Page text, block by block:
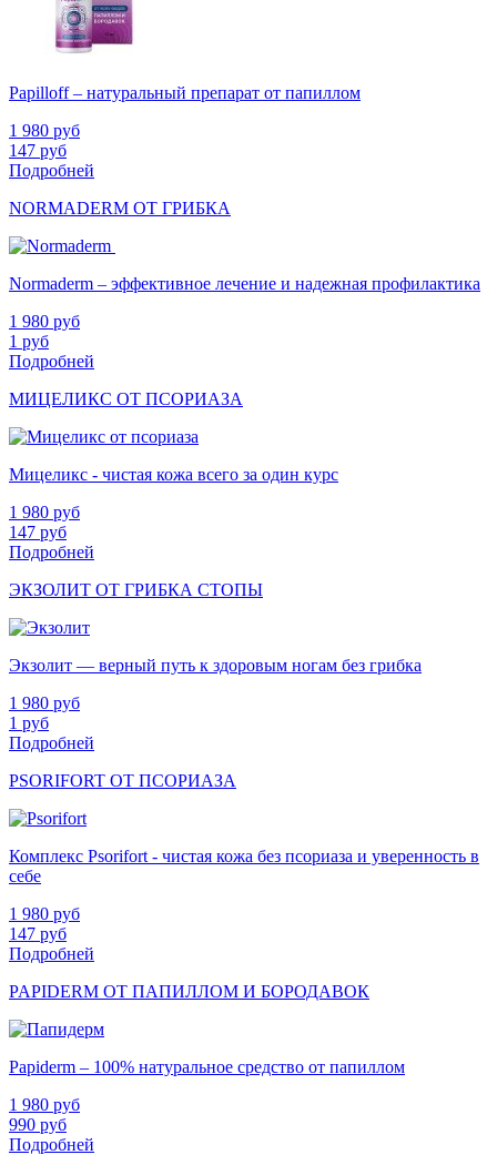
Papilloff – натуральный препарат от папиллом
1 980 руб
147 руб
Подробней
NORMADERM ОТ ГРИБКА
Normaderm – эффективное лечение и надежная профилактика
1 980 руб
1 руб
Подробней
МИЦЕЛИКС ОТ ПСОРИАЗА
Мицеликс - чистая кожа всего за один курс
1 980 руб
147 руб
Подробней
ЭКЗОЛИТ ОТ ГРИБКА СТОПЫ
Экзолит — верный путь к здоровым ногам без грибка
1 980 руб
1 руб
Подробней
PSORIFORT ОТ ПСОРИАЗА
Комплекс Psorifort - чистая кожа без псориаза и уверенность в
себе
1 980 руб
147 руб
Подробней
PAPIDERM ОТ ПАПИЛЛОМ И БОРОДАВОК
Papiderm – 100% натуральное средство от папиллом
1 980 руб
990 руб
Подробней